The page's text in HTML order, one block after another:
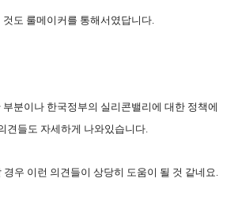
것도 룰메이커를 통해서였답니다.
분이나 한국정부의 실리콘밸리에 대한 정책에
견들도 자세하게 나와있습니다.
경우 이런 의견들이 상당히 도움이 될 것 같네요.